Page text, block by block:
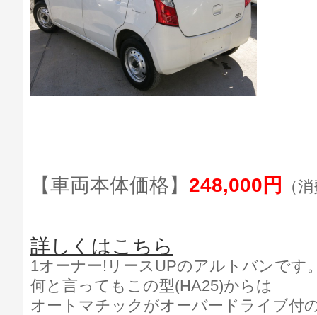
【車両本体価格】 248,000円 （
詳しくはこちら
1オーナー!リースUPのアルトバンです
何と言ってもこの型(HA25)からは
オートマチックがオーバードライブ付